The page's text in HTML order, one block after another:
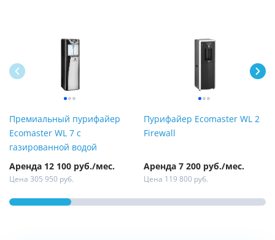
Премиальный пурифайер
Ecomaster WL 7 с
газированной водой
Аренда 12 100 руб./мес.
Цена 305 950 руб.
Пурифайер Ecomaster WL 2
Firewall
Аренда 7 200 руб./мес.
Цена 119 800 руб.